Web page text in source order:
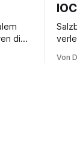
die
Von